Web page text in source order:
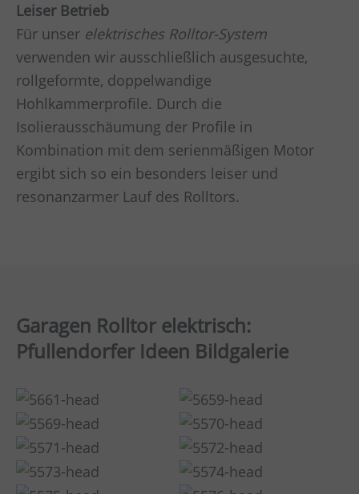
Leiser Betrieb
Für unser elektrisches Rolltor-System
verwenden wir ausschließlich ausgesuchte,
rollgeformte, doppelwandige
Hohlkammerprofile. Durch die
Isolierausschäumung der Profile in
Kombination mit dem serienmäßigen Motor
ergibt sich so ein besonders leiser und
resonanzarmer Lauf des Rolltors.
Garagen Rolltor elektrisch:
Pfullendorfer Ideen Bildgalerie